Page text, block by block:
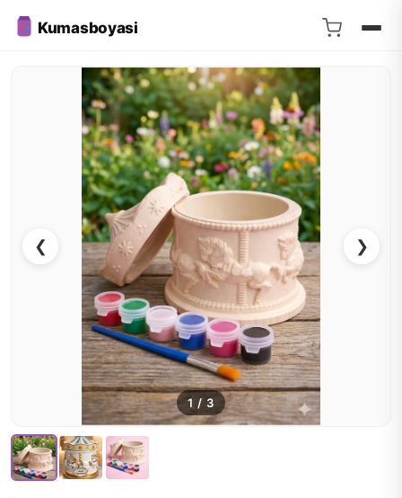
Kumasboyasi
❮ ❯
1 / 3